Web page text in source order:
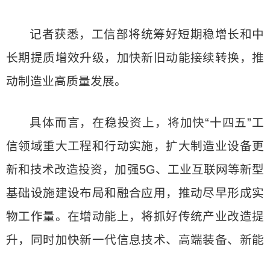
记者获悉，工信部将统筹好短期稳增长和中
长期提质增效升级，加快新旧动能接续转换，推
动制造业高质量发展。
具体而言，在稳投资上，将加快“十四五”工
信领域重大工程和行动实施，扩大制造业设备更
新和技术改造投资，加强5G、工业互联网等新型
基础设施建设布局和融合应用，推动尽早形成实
物工作量。在增动能上，将抓好传统产业改造提
升，同时加快新一代信息技术、高端装备、新能